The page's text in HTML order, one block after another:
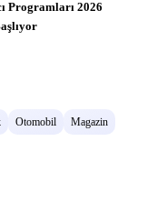
Programları 2026
Otomobil
Magazin